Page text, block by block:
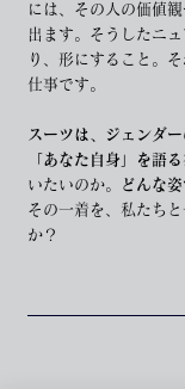
には、その人の価値
出ます。そうしたニ
り、形にすること。
仕事です。
スーツは、ジェンダ
「あなた自身」を語る
いたいのか。
どんな
その一着を、私たち
か？